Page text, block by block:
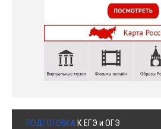
ПОДГОТОВКА К ЕГЭ и ОГЭ